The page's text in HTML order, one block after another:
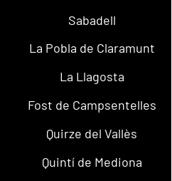
Sabadell
La Pobla de Claramunt
La Llagosta
Fost de Campsentelles
Quirze del Vallès
Quintí de Mediona